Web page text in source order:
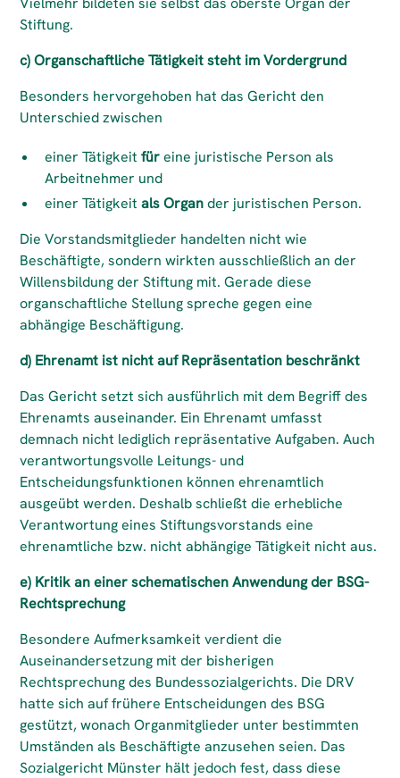
Stiftung.
c) Organschaftliche Tätigkeit steht im Vordergrund
Besonders hervorgehoben hat das Gericht den
Unterschied zwischen
einer Tätigkeitfüreine juristische Person als
Arbeitnehmer und
einer Tätigkeitals Organder juristischen Person.
Die Vorstandsmitglieder handelten nicht wie
Beschäftigte, sondern wirkten ausschließlich an der
Willensbildung der Stiftung mit. Gerade diese
organschaftliche Stellung spreche gegen eine
abhängige Beschäftigung.
d) Ehrenamt ist nicht auf Repräsentation beschränkt
Das Gericht setzt sich ausführlich mit dem Begriff des
Ehrenamts auseinander. Ein Ehrenamt umfasst
demnach nicht lediglich repräsentative Aufgaben. Auch
verantwortungsvolle Leitungs- und
Entscheidungsfunktionen können ehrenamtlich
ausgeübt werden. Deshalb schließt die erhebliche
Verantwortung eines Stiftungsvorstands eine
ehrenamtliche bzw. nicht abhängige Tätigkeit nicht aus.
e) Kritik an einer schematischen Anwendung der BSG-
Rechtsprechung
Besondere Aufmerksamkeit verdient die
Auseinandersetzung mit der bisherigen
Rechtsprechung des Bundessozialgerichts. Die DRV
hatte sich auf frühere Entscheidungen des BSG
gestützt, wonach Organmitglieder unter bestimmten
Umständen als Beschäftigte anzusehen seien. Das
Sozialgericht Münster hält jedoch fest, dass diese